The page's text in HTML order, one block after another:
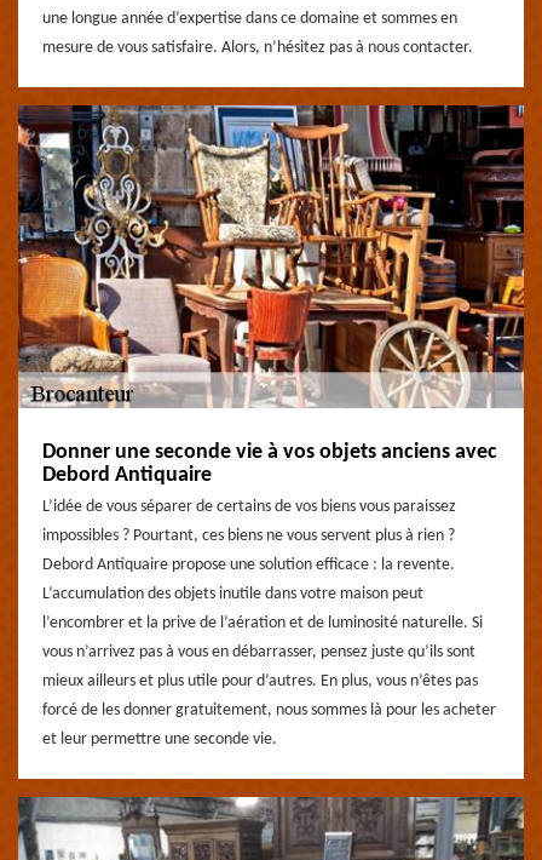
une longue année d’expertise dans ce domaine et sommes en
mesure de vous satisfaire. Alors, n’hésitez pas à nous contacter.
Donner une seconde vie à vos objets anciens avec
Debord Antiquaire
L’idée de vous séparer de certains de vos biens vous paraissez
impossibles ? Pourtant, ces biens ne vous servent plus à rien ?
Debord Antiquaire propose une solution efficace : la revente.
L’accumulation des objets inutile dans votre maison peut
l’encombrer et la prive de l’aération et de luminosité naturelle. Si
vous n’arrivez pas à vous en débarrasser, pensez juste qu’ils sont
mieux ailleurs et plus utile pour d’autres. En plus, vous n’êtes pas
forcé de les donner gratuitement, nous sommes là pour les acheter
et leur permettre une seconde vie.